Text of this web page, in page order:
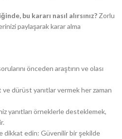
bu kararı nasıl alırsınız? Zorlu
paylaşarak karar alma
önceden araştırın ve olası
dürüst yanıtlar vermek her zaman
yanıtları örneklerle desteklemek,
dikkat edin: Güvenilir bir şekilde